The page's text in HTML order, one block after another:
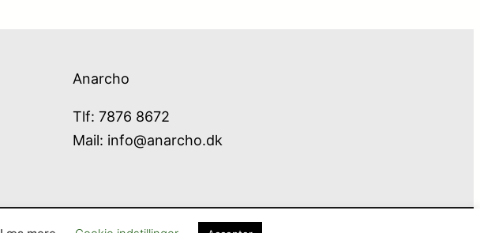
Anarcho
Tlf: 7876 8672
Mail: info@anarcho.dk
Cookie- og privatlivspolitik